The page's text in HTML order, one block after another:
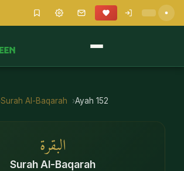
Surah Al-Baqarah Ayah 152
البقرة
Surah Al-Baqarah